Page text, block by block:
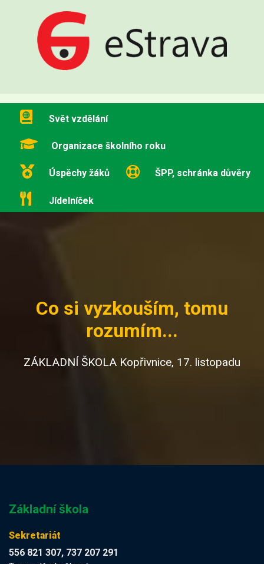
Svět vzdělání
Organizace školního roku
Úspěchy žáků ŠPP, schránka důvěry
Jídelníček
Co si vyzkouším, tomu
rozumím...
ZÁKLADNÍ ŠKOLA Kopřivnice, 17. listopadu
Základní škola
Sekretariát
556 821 307, 737 207 291